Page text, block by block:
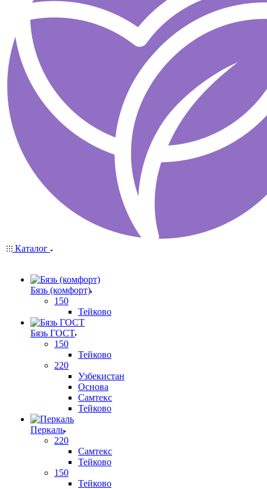
Каталог
Бязь (комфорт)
150
Тейково
Бязь ГОСТ
150
Тейково
220
Узбекистан
Основа
Самтекс
Тейково
Перкаль
220
Самтекс
Тейково
150
Тейково